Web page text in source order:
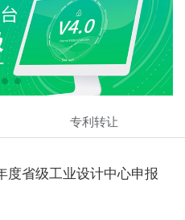
专利转让
度省级工业设计中心申报